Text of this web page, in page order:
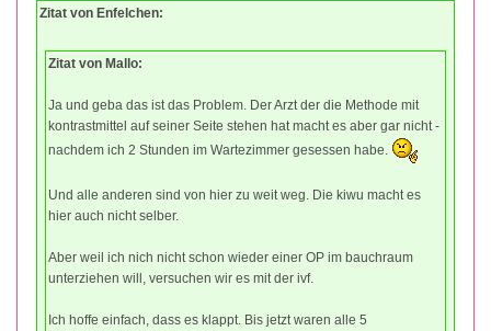
Zitat von Enfelchen:
Zitat von Mallo:
Ja und geba das ist das Problem. Der Arzt der die Methode mit
kontrastmittel auf seiner Seite stehen hat macht es aber gar nicht -
nachdem ich 2 Stunden im Wartezimmer gesessen habe.
Und alle anderen sind von hier zu weit weg. Die kiwu macht es
hier auch nicht selber.
Aber weil ich nich nicht schon wieder einer OP im bauchraum
unterziehen will, versuchen wir es mit der ivf.
Ich hoffe einfach, dass es klappt. Bis jetzt waren alle 5